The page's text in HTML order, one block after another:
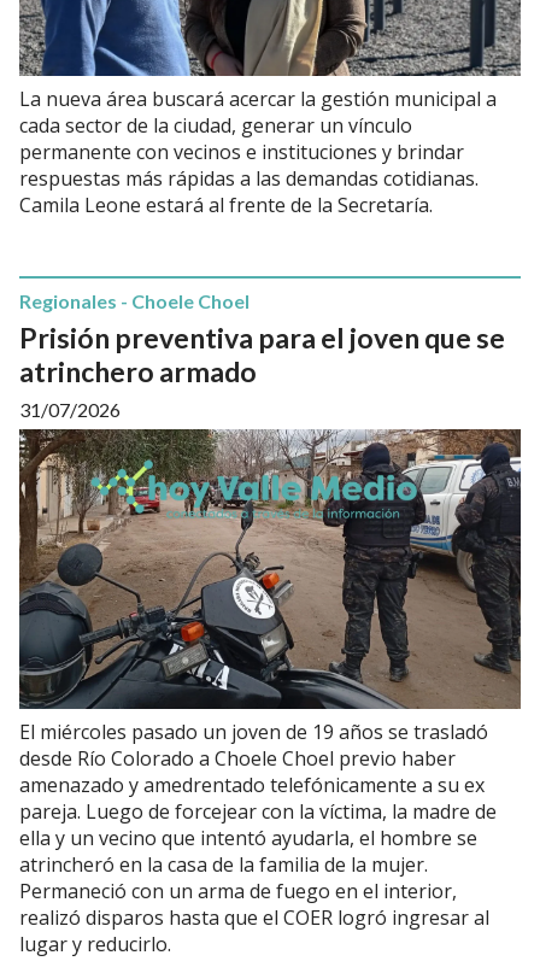
La nueva área buscará acercar la gestión municipal a
cada sector de la ciudad, generar un vínculo
permanente con vecinos e instituciones y brindar
respuestas más rápidas a las demandas cotidianas.
Camila Leone estará al frente de la Secretaría.
Prisión preventiva para el joven que se
atrinchero armado
Regionales - Choele Choel
31/07/2026
El miércoles pasado un joven de 19 años se trasladó
desde Río Colorado a Choele Choel previo haber
amenazado y amedrentado telefónicamente a su ex
pareja. Luego de forcejear con la víctima, la madre de
ella y un vecino que intentó ayudarla, el hombre se
atrincheró en la casa de la familia de la mujer.
Permaneció con un arma de fuego en el interior,
realizó disparos hasta que el COER logró ingresar al
lugar y reducirlo.